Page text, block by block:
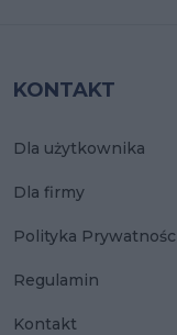
KONTAKT
Dla użytkownika
Dla firmy
Polityka
Regulamin
Kontakt